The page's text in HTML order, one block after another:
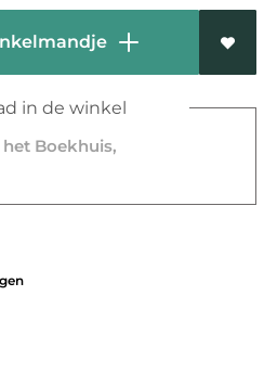
in de winkel
Boekhuis,